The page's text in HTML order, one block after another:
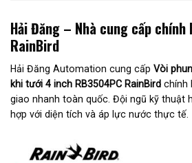
Hải Đăng – Nhà cung cấp chính
RainBird
Hải Đăng Automation cung cấp Vòi
khi tưới 4 inch RB3504PC RainBird chính
giao nhanh toàn quốc. Đội ngũ kỹ thuật
hợp với diện tích và áp lực nước thực tế.